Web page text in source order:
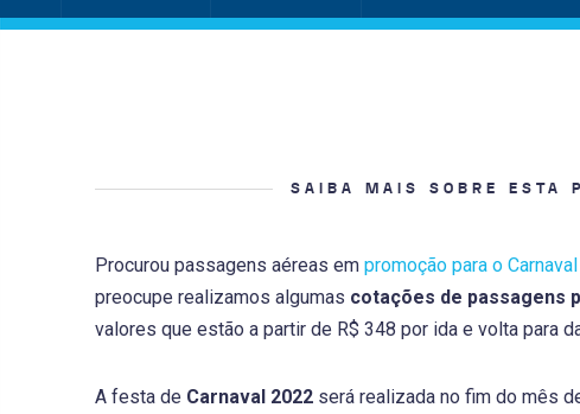
SAIBA MAIS SOBRE ESTA
Procurou passagens aéreas em promoção para o
preocupe realizamos algumas cotações de passagens
valores que estão a partir de R$ 348 por ida e volta para
A festa de Carnaval 2022será realizada no fim do mês